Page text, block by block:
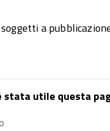
a
stata utile questa